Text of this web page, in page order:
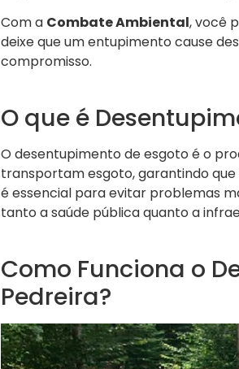
Com a Combate Ambiental, você
deixe que um entupimento cause
compromisso.
O que é
O desentupimento de esgoto é o
transportam esgoto, garantindo que
é essencial para evitar problemas
tanto a saúde pública quanto a
Como Funciona o
Pedreira?